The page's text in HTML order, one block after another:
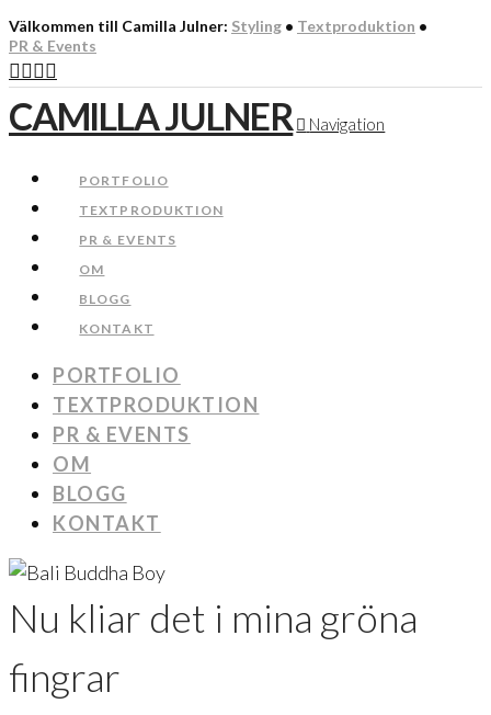
Välkommen till Camilla Julner: Styling • Textproduktion •
PR & Events
CAMILLA JULNER Navigation
PORTFOLIO
TEXTPRODUKTION
PR & EVENTS
OM
BLOGG
KONTAKT
PORTFOLIO
TEXTPRODUKTION
PR & EVENTS
OM
BLOGG
KONTAKT
Nu kliar det i mina gröna
fingrar